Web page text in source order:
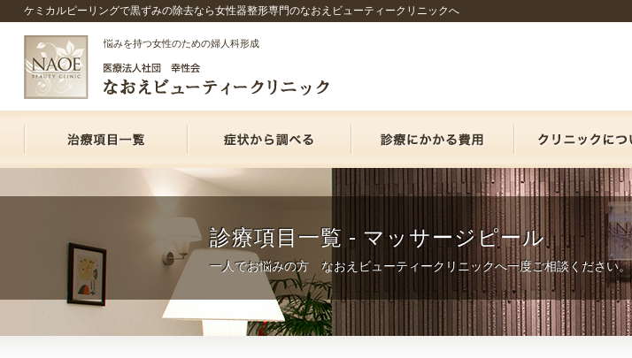
ケミカルピーリングで黒ずみの除去なら女性器整形専門のなおえビューティークリニックへ
悩みを持つ女性のための婦人科形成
診療項目一覧 - マッサージピール
一人でお悩みの方 なおえビューティークリニックへ一度ご相談ください。